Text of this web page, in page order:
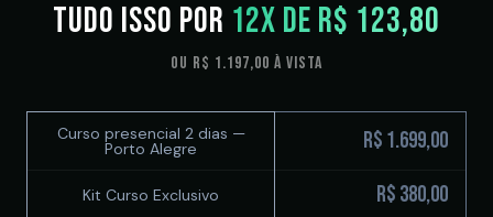
Tudo isso por 12x de R$ 123,80
ou R$ 1.197,00 à vista
Curso presencial 2 dias —
Porto Alegre R$ 1.699,00
Kit Curso Exclusivo R$ 380,00